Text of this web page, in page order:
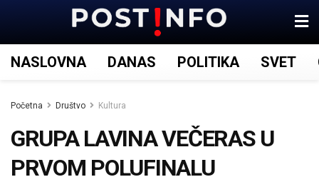
NASLOVNA DANAS POLITIKA SVET
Početna Društvo Kultura
GRUPA LAVINA VEČERAS U
PRVOM POLUFINALU